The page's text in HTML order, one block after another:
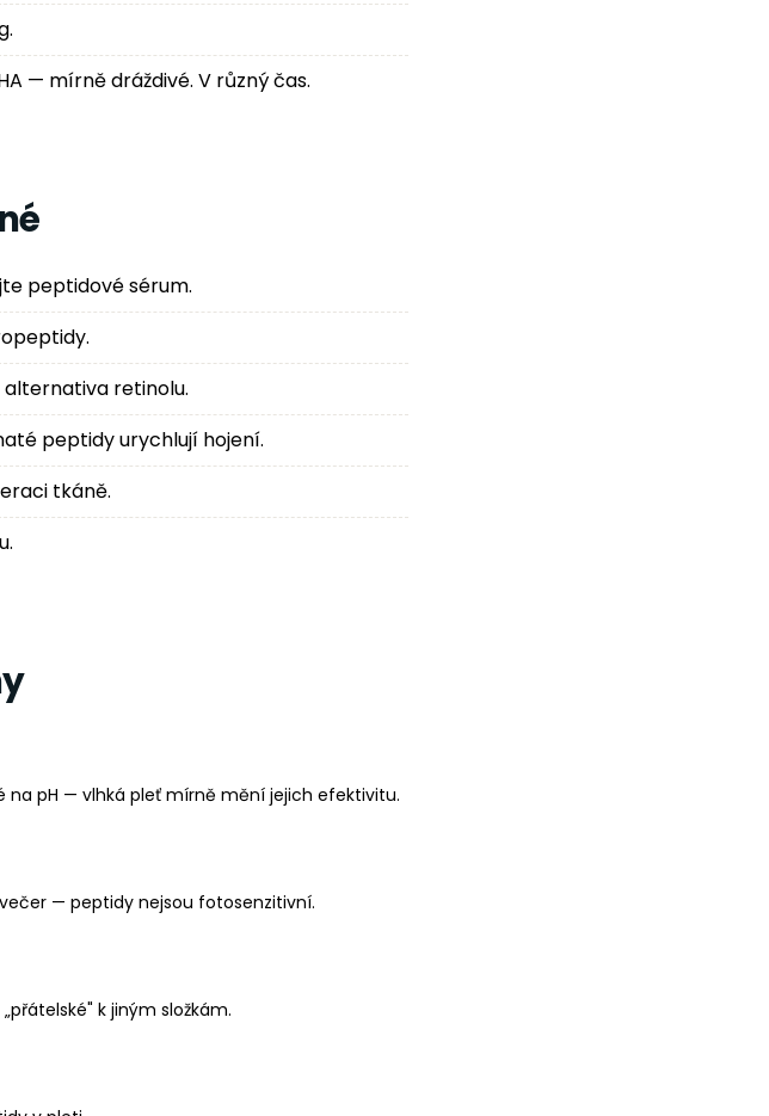
— mírně dráždivé. V různý čas.
peptidové sérum.
retinolu.
peptidy urychlují hojení.
tkáně.
na pH — vlhká pleť mírně mění jejich efektivitu.
— peptidy nejsou fotosenzitivní.
k jiným složkám.